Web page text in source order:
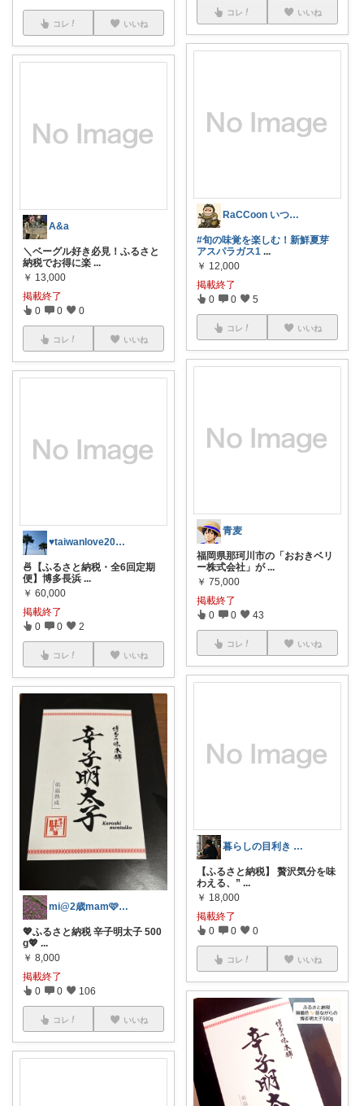
コレ いいね
A&a
＼ベーグル好き必見！ふるさと
納税でお得に楽 ...
￥ 13,000
掲載終了
0 0 0
コレ いいね
♥taiwanlove2026♥
🍜【ふるさと納税・全6回定期
便】博多長浜 ...
￥ 60,000
掲載終了
0 0 2
コレ いいね
mi@2歳mam🩷楽天room
💖ふるさと納税 辛子明太子 500
g💖 ...
￥ 8,000
掲載終了
0 0 106
コレ いいね
コレ いいね
RaCCoon いつも感謝、感謝🙇
#旬の味覚を楽しむ！新鮮夏芽
アスパラガス1 ...
￥ 12,000
掲載終了
0 0 5
コレ いいね
青麦
福岡県那珂川市の「おおきベリ
ー株式会社」が ...
￥ 75,000
掲載終了
0 0 43
コレ いいね
暮らしの目利き シュン☕️
【ふるさと納税】 贅沢気分を味
わえる、” ...
￥ 18,000
掲載終了
0 0 0
コレ いいね